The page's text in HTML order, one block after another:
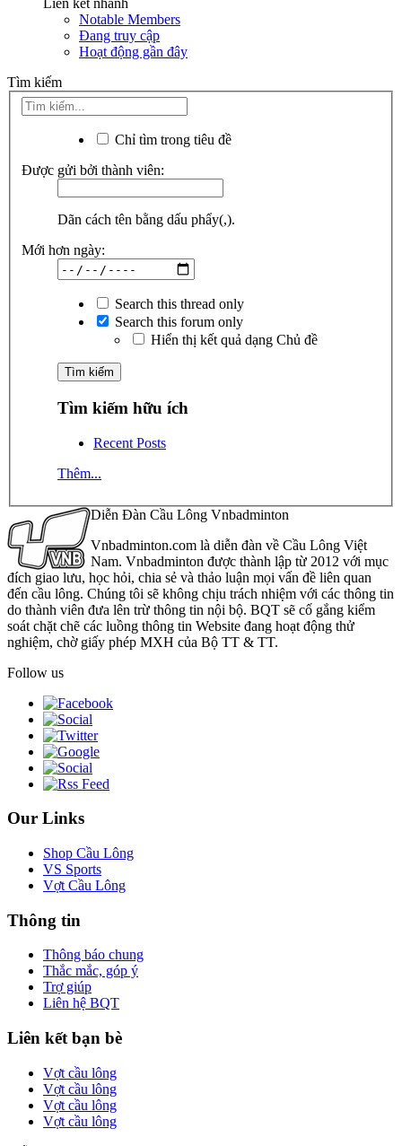
Notable Members
Đang truy cập
Hoạt động gần đây
Tìm kiếm
Chỉ tìm trong tiêu đề
Được gửi bởi thành viên:
Dãn cách tên bằng dấu phẩy(,).
Mới hơn ngày:
Search this thread only
Search this forum only
Hiển thị kết quả dạng Chủ đề
Tìm kiếm hữu ích
Recent Posts
Thêm...
Diễn Đàn Cầu Lông Vnbadminton
Vnbadminton.com là diễn đàn về Cầu Lông Việt
Nam. Vnbadminton được thành lập từ 2012 với mục
đích giao lưu, học hỏi, chia sẻ và thảo luận mọi vấn đề liên quan
đến cầu lông. Chúng tôi sẽ không chịu trách nhiệm với các thông tin
do thành viên đưa lên trừ thông tin nội bộ. BQT sẽ cố gắng kiểm
soát chặt chẽ các luồng thông tin Website đang hoạt động thử
nghiệm, chờ giấy phép MXH của Bộ TT & TT.
Follow us
Our Links
Shop Cầu Lông
VS Sports
Vợt Cầu Lông
Thông tin
Thông báo chung
Thắc mắc, góp ý
Trợ giúp
Liên hệ BQT
Liên kết bạn bè
Vợt cầu lông
Vợt cầu lông
Vợt cầu lông
Vợt cầu lông